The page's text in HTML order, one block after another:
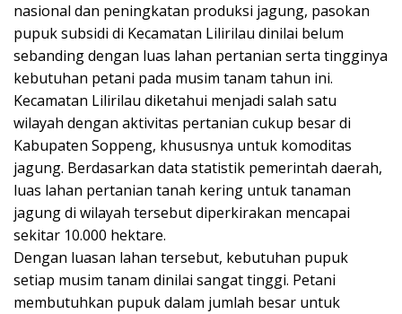
nasional dan peningkatan produksi jagung, pasokan
pupuk subsidi di Kecamatan Lilirilau dinilai belum
sebanding dengan luas lahan pertanian serta tingginya
kebutuhan petani pada musim tanam tahun ini.
Kecamatan Lilirilau diketahui menjadi salah satu
wilayah dengan aktivitas pertanian cukup besar di
Kabupaten Soppeng, khususnya untuk komoditas
jagung. Berdasarkan data statistik pemerintah daerah,
luas lahan pertanian tanah kering untuk tanaman
jagung di wilayah tersebut diperkirakan mencapai
sekitar 10.000 hektare.
Dengan luasan lahan tersebut, kebutuhan pupuk
setiap musim tanam dinilai sangat tinggi. Petani
membutuhkan pupuk dalam jumlah besar untuk